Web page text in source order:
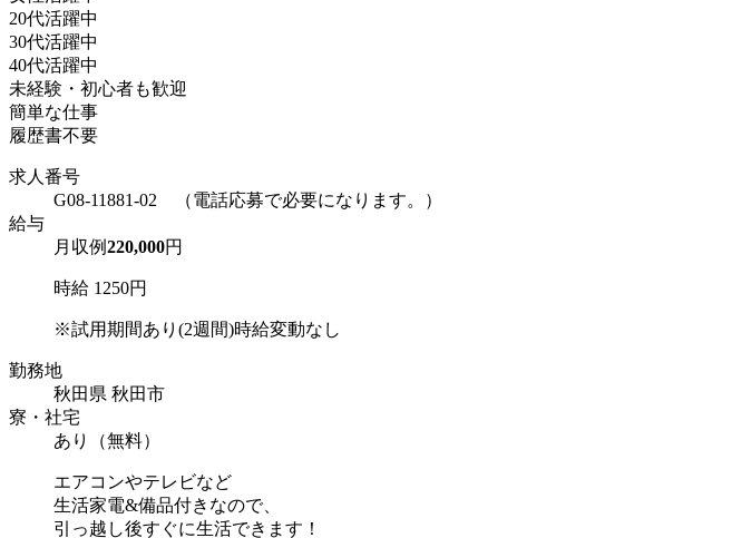
20代活躍中
30代活躍中
40代活躍中
未経験・初心者も歓迎
簡単な仕事
履歴書不要
求人番号
G08-11881-02 （電話応募で必要になります。）
給与
月収例220,000円
時給 1250円
※試用期間あり(2週間)時給変動なし
勤務地
秋田県 秋田市
寮・社宅
あり（無料）
エアコンやテレビなど
生活家電&備品付きなので、
引っ越し後すぐに生活できます！